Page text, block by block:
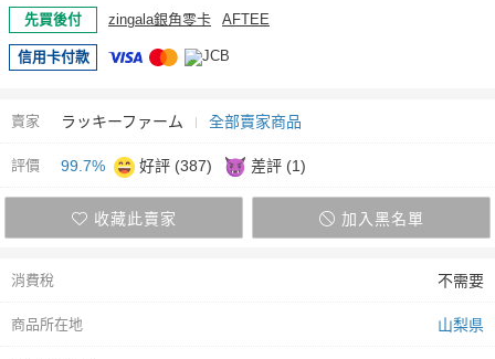
先買後付 zingala銀角零卡 AFTEE
信用卡付款
賣家 ラッキーファーム 全部賣家商品
評價 99.7% 好評 (387) 差評 (1)
收藏此賣家 加入黑名單
消費稅 不需要
商品所在地 山梨県